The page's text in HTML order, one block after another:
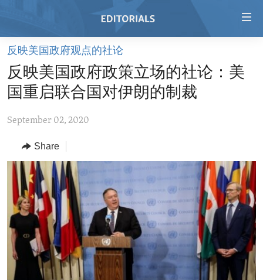
Skip
main
content
to
Navigation
Skip
Search
HOME
VIDEO
REGIONS
AFRICA
AMERICAS
ASIA
EUROPE
MIDDLE EAST
TOPICS
HUMAN RIGHTS
SECURITY AND DEFENSE
AID AND DEVELOPMENT
DEMOCRACY AND GOVERNANCE
ECONOMY AND TRADE
ENVIRONMENT AND HEALTH
ARCHIVE
ABOUT US
FOLLOW US
反映美国政府观点的社论
反映美国政府政策立场的社论：美
国重启联合国对伊朗的制裁
September 02, 2020
Share